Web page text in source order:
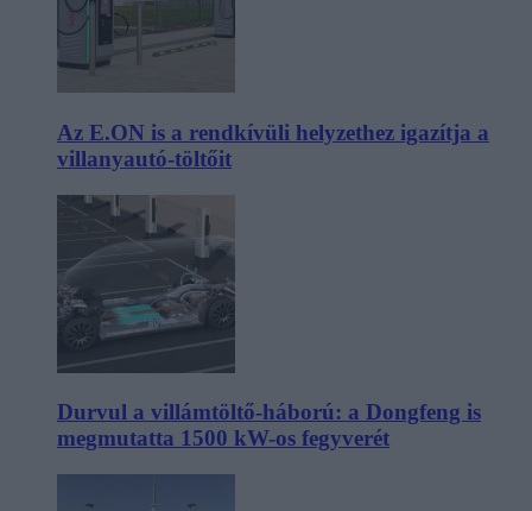
Az E.ON is a rendkívüli helyzethez igazítja a
villanyautó-töltőit
Durvul a villámtöltő-háború: a Dongfeng is
megmutatta 1500 kW-os fegyverét